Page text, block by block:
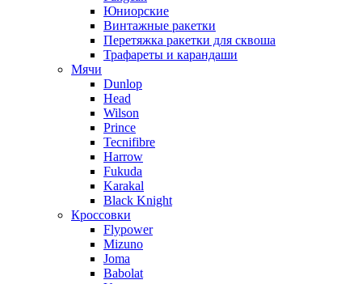
Юниорские
Винтажные ракетки
Перетяжка ракетки для сквоша
Трафареты и карандаши
Мячи
Dunlop
Head
Wilson
Prince
Tecnifibre
Harrow
Fukuda
Karakal
Black Knight
Кроссовки
Flypower
Mizuno
Joma
Babolat